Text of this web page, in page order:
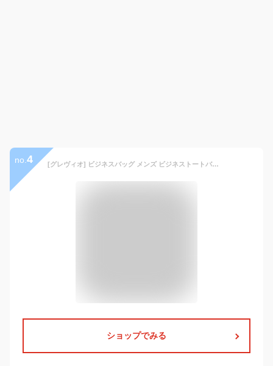
no. 4 [グレヴィオ] ビジネスバッグ メンズ ビジネストートバッグ ブラック
ショップでみる